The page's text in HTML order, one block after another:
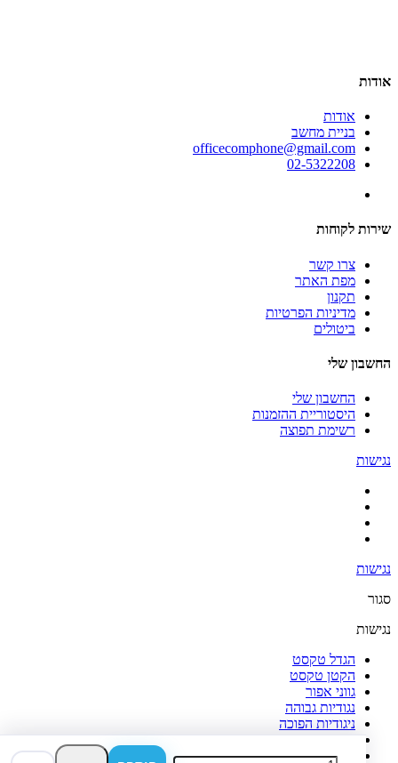
אודות
אודות
בניית מחשב
officecomphone@gmail.com
02-5322208
שירות לקוחות
צרו קשר
מפת האתר
תקנון
מדיניות הפרטיות
ביטולים
החשבון שלי
החשבון שלי
היסטוריית ההזמנות
רשימת תפוצה
נגישות
נגישות
סגור
נגישות
הגדל טקסט
הקטן טקסט
גווני אפור
נגודיות גבוהה
ניגודיות הפוכה
רקע בהיר
הדגשת קישורים